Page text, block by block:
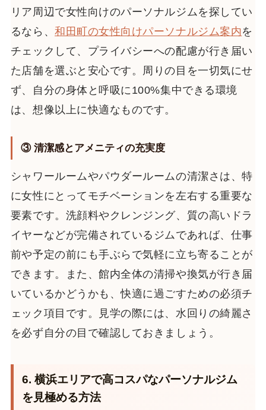
リア周辺で女性向けのパーソナルジムを探してい
るなら、和田町の女性向けパーソナルジム案内を
チェックして、プライバシーへの配慮が行き届い
た店舗を選ぶと安心です。周りの目を一切気にせ
ず、自分の身体と呼吸に100%集中できる環境
は、想像以上に快適なものです。
③ 清潔感とアメニティの充実度
シャワールームやパウダールームの清潔さは、特
に女性にとってモチベーションを左右する重要な
要素です。洗顔料やクレンジング、質の高いドラ
イヤーなどが完備されているジムであれば、仕事
前や予定の前にも手ぶらで気軽に立ち寄ることが
できます。また、館内全体の清掃や換気が行き届
いているかどうかも、快適に過ごすための必須チ
ェック項目です。見学の際には、水回りの綺麗さ
を必ず自分の目で確認しておきましょう。
6. 横浜エリアで高コスパなパーソナルジム
を見極める方法